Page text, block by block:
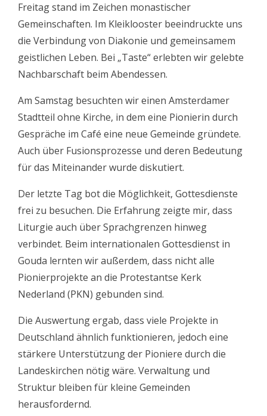
Freitag stand im Zeichen monastischer
Gemeinschaften. Im Kleiklooster beeindruckte uns
die Verbindung von Diakonie und gemeinsamem
geistlichen Leben. Bei „Taste“ erlebten wir gelebte
Nachbarschaft beim Abendessen.
Am Samstag besuchten wir einen Amsterdamer
Stadtteil ohne Kirche, in dem eine Pionierin durch
Gespräche im Café eine neue Gemeinde gründete.
Auch über Fusionsprozesse und deren Bedeutung
für das Miteinander wurde diskutiert.
Der letzte Tag bot die Möglichkeit, Gottesdienste
frei zu besuchen. Die Erfahrung zeigte mir, dass
Liturgie auch über Sprachgrenzen hinweg
verbindet. Beim internationalen Gottesdienst in
Gouda lernten wir außerdem, dass nicht alle
Pionierprojekte an die Protestantse Kerk
Nederland (PKN) gebunden sind.
Die Auswertung ergab, dass viele Projekte in
Deutschland ähnlich funktionieren, jedoch eine
stärkere Unterstützung der Pioniere durch die
Landeskirchen nötig wäre. Verwaltung und
Struktur bleiben für kleine Gemeinden
herausfordernd.